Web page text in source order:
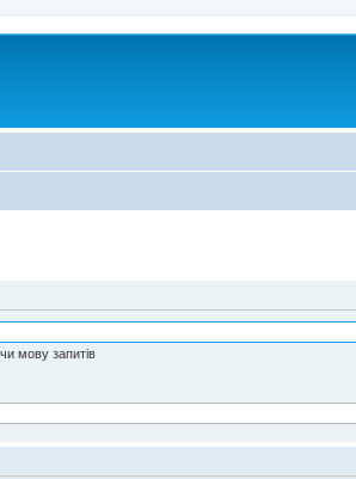
мову запитів